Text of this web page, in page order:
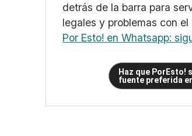
detrás de la barra para
legales y problemas con
Por Esto! en Whatsapp:
Haz que PorEsto!
fuente preferida